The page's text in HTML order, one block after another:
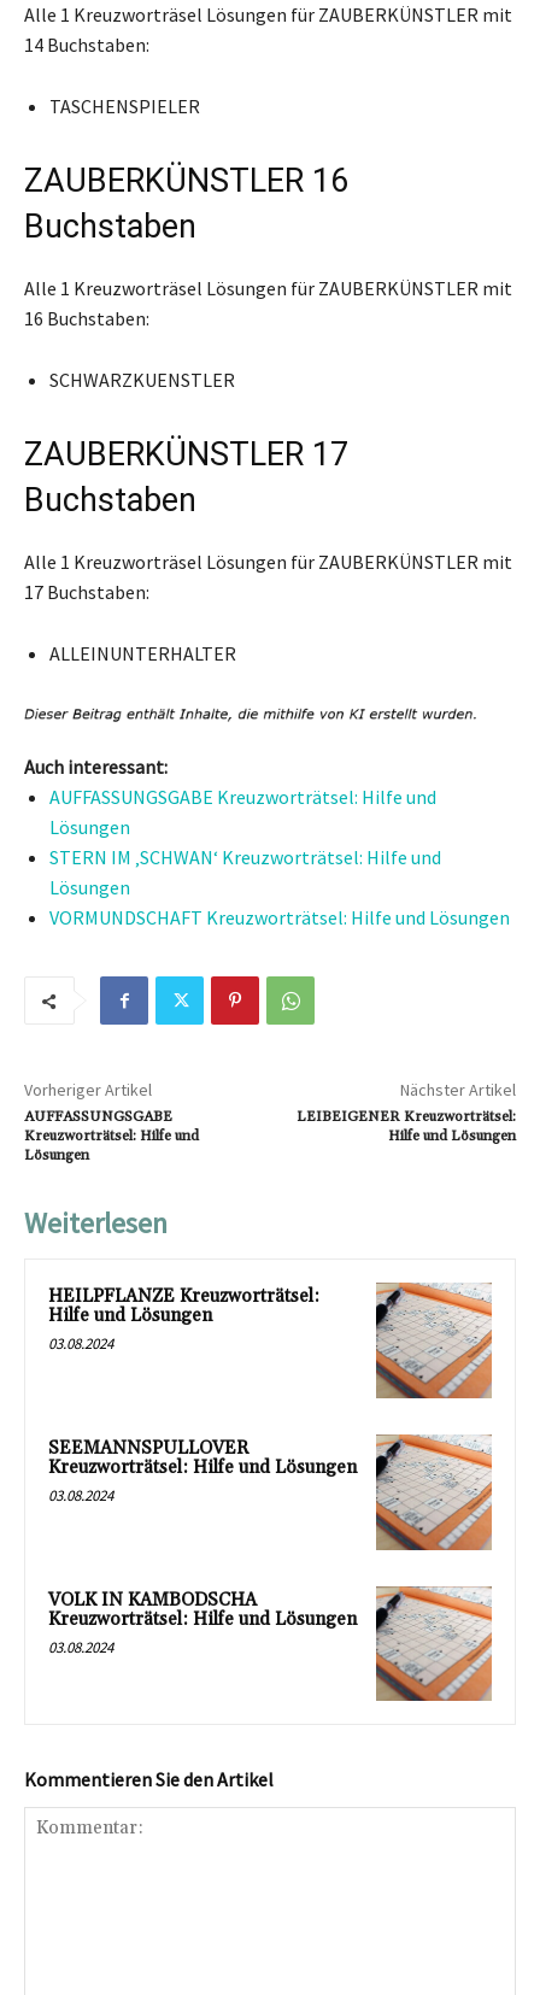
Alle 1 Kreuzworträsel Lösungen für ZAUBERKÜNSTLER mit
14 Buchstaben:
TASCHENSPIELER
ZAUBERKÜNSTLER 16
Buchstaben
Alle 1 Kreuzworträsel Lösungen für ZAUBERKÜNSTLER mit
16 Buchstaben:
SCHWARZKUENSTLER
ZAUBERKÜNSTLER 17
Buchstaben
Alle 1 Kreuzworträsel Lösungen für ZAUBERKÜNSTLER mit
17 Buchstaben:
ALLEINUNTERHALTER
Auch interessant:
AUFFASSUNGSGABE Kreuzworträtsel: Hilfe und
Lösungen
STERN IM ‚SCHWAN‘ Kreuzworträtsel: Hilfe und
Lösungen
VORMUNDSCHAFT Kreuzworträtsel: Hilfe und Lösungen
Vorheriger Artikel
AUFFASSUNGSGABE
Kreuzworträtsel: Hilfe und
Lösungen
Nächster Artikel
LEIBEIGENER Kreuzworträtsel:
Hilfe und Lösungen
Weiterlesen
HEILPFLANZE Kreuzworträtsel:
Hilfe und Lösungen
03.08.2024
SEEMANNSPULLOVER
Kreuzworträtsel: Hilfe und Lösungen
03.08.2024
VOLK IN KAMBODSCHA
Kreuzworträtsel: Hilfe und Lösungen
03.08.2024
Kommentieren Sie den Artikel